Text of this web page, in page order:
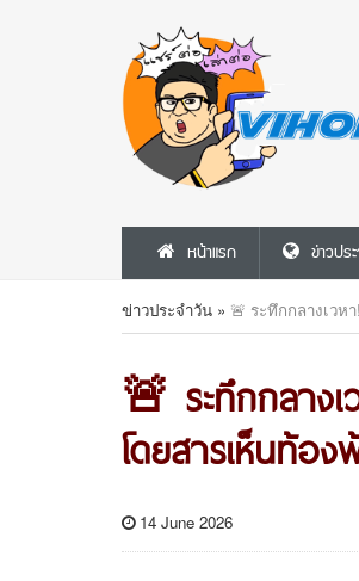
หน้าแรก ข่าวปร
ข่าวประจำวัน » 🚨 ระทึกกลางเว
🚨 ระทึกกลางเ
โดยสารเห็นท้อ
14 June 2026